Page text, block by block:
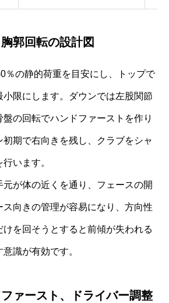
郭回転の設計図
％の静的荷重を目安にし、トップで
小限にします。ダウンでは左股関節
の回転でハンドファーストを作り
初期で右向きを残し、クラブをシャ
います。
元が体の近くを通り、フェースの開
ス向きの管理が容易になり、方向性
を回そうとすると前傾が失われる
識が有効です。
ァースト、ドライバー調整